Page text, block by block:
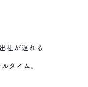
社が遅れる
タイム。